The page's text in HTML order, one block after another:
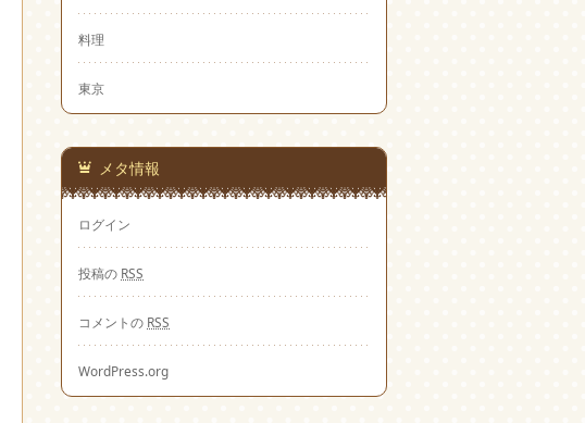
料理
東京
メタ情報
ログイン
投稿の RSS
コメントの RSS
WordPress.org